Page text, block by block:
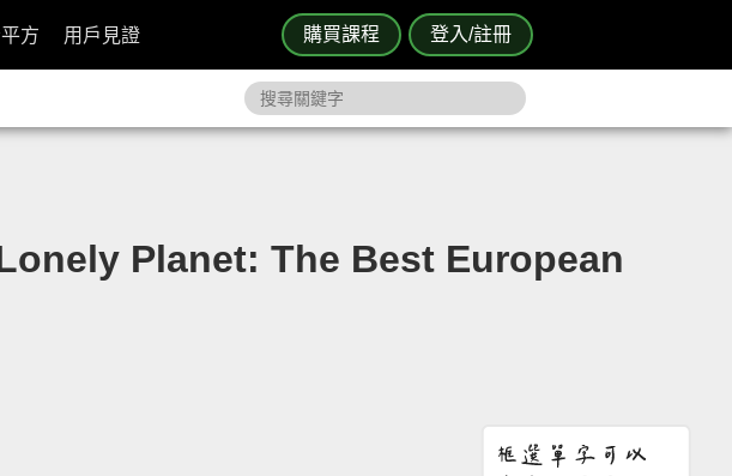
購買課程 登入/註冊
方 用戶見證
Planet: The Best European